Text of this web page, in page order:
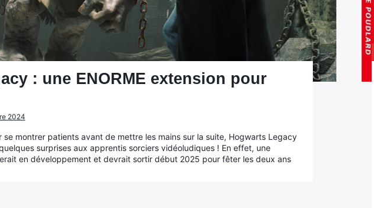
: une ENORME extension pour
2024
se montrer patients avant de mettre les mains sur la suite, Hogwarts Legacy
surprises aux apprentis sorciers vidéoludiques ! En effet, une
en développement et devrait sortir début 2025 pour fêter les deux ans